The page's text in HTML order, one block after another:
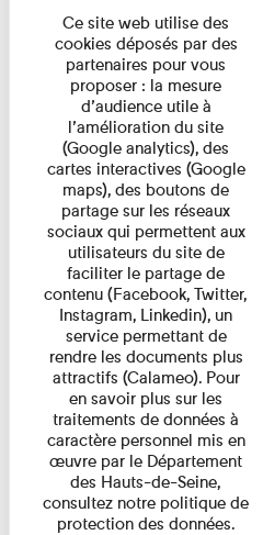
Lecture
Fanny Taillandier – Foudres
l’Imprimerie n°6 Lecture ...
Pages
Ce site web utilise des
cookies déposés par des
partenaires pour vous
proposer : la mesure
d’audience utile à
l’amélioration du site
(Google analytics), des
cartes interactives (Google
maps), des boutons de
partage sur les réseaux
sociaux qui permettent aux
utilisateurs du site de
faciliter le partage de
contenu (Facebook, Twitter,
Instagram, Linkedin), un
service permettant de
rendre les documents plus
attractifs (Calameo). Pour
en savoir plus sur les
traitements de données à
caractère personnel mis en
œuvre par le Département
des Hauts-de-Seine,
consultez notre politique de
protection des données.